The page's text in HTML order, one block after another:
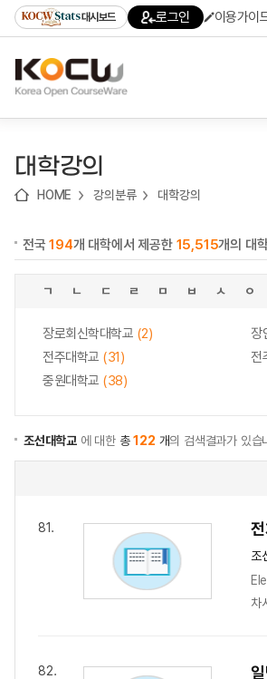
기
기
기
content)
가
대시보드 로그인 이용가이
대학강의
HOME 강의분류 대학강의
전국194개 대학에서 제공한 15,515개의 대
ㄱ ㄴ ㄷ ㄹ ㅁ ㅂ ㅅ ㅇ
장로회신학대학교 (2) 장
전주대학교 (31) 전
중원대학교 (38)
조선대학교 에 대한 총122 개의 검색결과가 있습
81.
조
차
82.